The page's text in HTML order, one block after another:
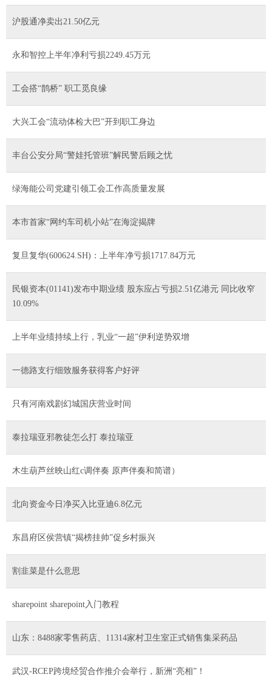
沪股通净卖出21.50亿元
永和智控上半年净利亏损2249.45万元
工会搭“鹊桥” 职工觅良缘
大兴工会“流动体检大巴”开到职工身边
丰台公安分局“警娃托管班”解民警后顾之忧
绿海能公司党建引领工会工作高质量发展
本市首家“网约车司机小站”在海淀揭牌
复旦复华(600624.SH)：上半年净亏损1717.84万元
民银资本(01141)发布中期业绩 股东应占亏损2.51亿港元 同比收窄
10.09%
上半年业绩持续上行，乳业“一超”伊利逆势双增
一德路支行细致服务获得客户好评
只有河南戏剧幻城国庆营业时间
泰拉瑞亚邪教徒怎么打 泰拉瑞亚
木生葫芦丝映山红c调伴奏 原声伴奏和简谱）
北向资金今日净买入比亚迪6.8亿元
东昌府区侯营镇“揭榜挂帅”促乡村振兴
割韭菜是什么意思
sharepoint sharepoint入门教程
山东：8488家零售药店、11314家村卫生室正式销售集采药品
武汉-RCEP跨境经贸合作推介会举行，新洲“亮相”！